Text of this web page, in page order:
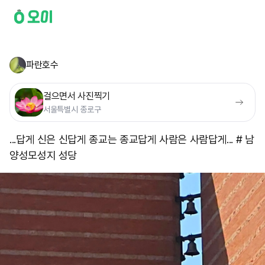
파란호수
걸으면서 사진찍기
서울특별시 종로구
...답게 신은 신답게 종교는 종교답게 사람은 사람답게... # 남
양성모성지 성당